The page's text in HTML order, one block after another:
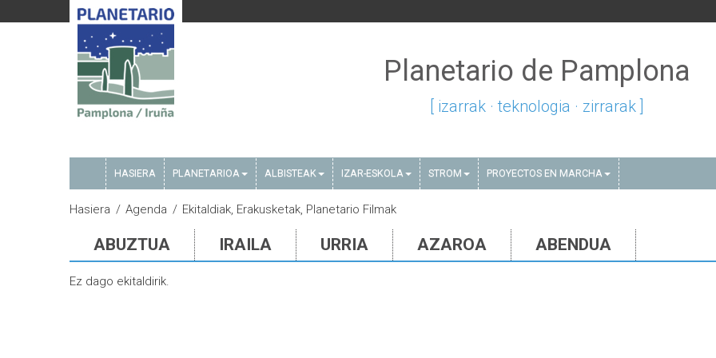
Planetario de Pamplona
[ izarrak · teknologia · zirrarak ]
HASIERA PLANETARIOA ALBISTEAK IZAR-ESKOLA STROM PROYECTOS EN MARCHA
Hasiera Agenda Ekitaldiak, Erakusketak, Planetario Filmak
ABUZTUA IRAILA URRIA AZAROA ABENDUA
Ez dago ekitaldirik.